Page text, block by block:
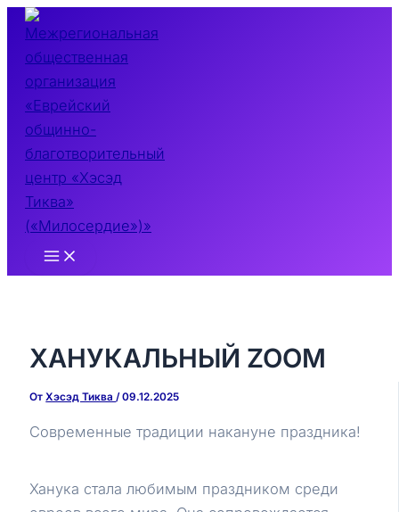
Перейти
содержимому
Main
ХАНУКАЛЬНЫЙ ZOOM
ОтХэсэд Тиква/09.12.2025
Современные традиции накануне праздника!
Ханука стала любимым праздником среди